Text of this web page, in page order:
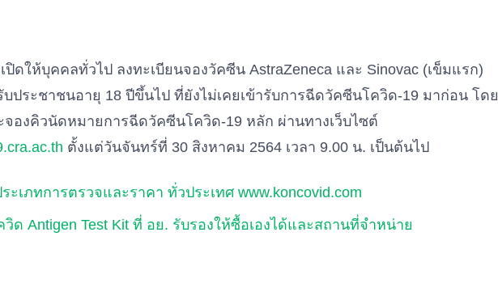
ดให้บุคคลทั่วไป ลงทะเบียนจองวัคซีน AstraZeneca และ Sinovac (เข็มแรก)
ประชาชนอายุ 18 ปีขึ้นไป ที่ยังไม่เคยเข้ารับการฉีดวัคซีนโควิด-19 มาก่อน โดย
จองคิวนัดหมายการฉีดวัคซีนโควิด-19 หลัก ผ่านทางเว็บไซต์
ตั้งแต่วันจันทร์ที่ 30 สิงหาคม 2564 เวลา 9.00 น. เป็นต้นไป
ะเภทการตรวจและราคา ทั่วประเทศ www.koncovid.com
ด Antigen Test Kit ที่ อย. รับรองให้ซื้อเองได้และสถานที่จำหน่าย